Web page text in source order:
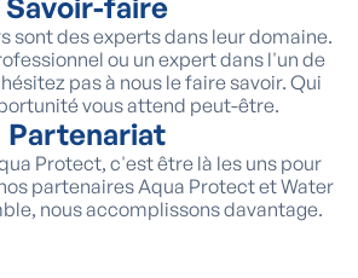
sont des experts dans leur domaine.
ou un expert dans l'un de
pas à nous le faire savoir. Qui
vous attend peut-être.
Partenariat
Protect, c'est être là les uns pour
partenaires Aqua Protect et Water
nous accomplissons davantage.